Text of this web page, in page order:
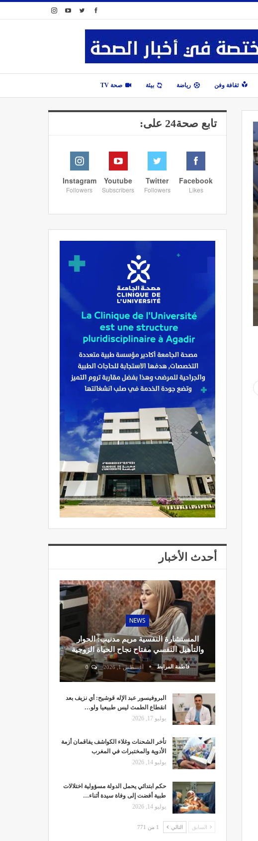
ثقافة وفن رياضة بيئة صحة TV
تابع صحة24 على:
Facebook
Likes
Twitter
Followers
Youtube
Subscribers
Instagram
Followers
أحدث الأخبار
NEWS
المستشارة النفسية مريم مدنيب: الحوار
والتأهيل النفسي مفتاح نجاح الحياة الزوجية
فاطمة المرابط أغسطس 1, 2026 0
البروفيسور عبد الإله قوشيح: أي نزيف بعد
انقطاع الطمث ليس طبيعيا ولو…
يوليو 17, 2026
تأخر الشحنات وغلاء الكواشف يفاقمان أزمة
الأدوية والمختبرات في المغرب
يوليو 14, 2026
حكم ابتدائي يحمل الدولة مسؤولية اختلالات
طبية أفضت إلى وفاة سيدة أثناء…
يوليو 14, 2026
السابق التالي 1 من 771